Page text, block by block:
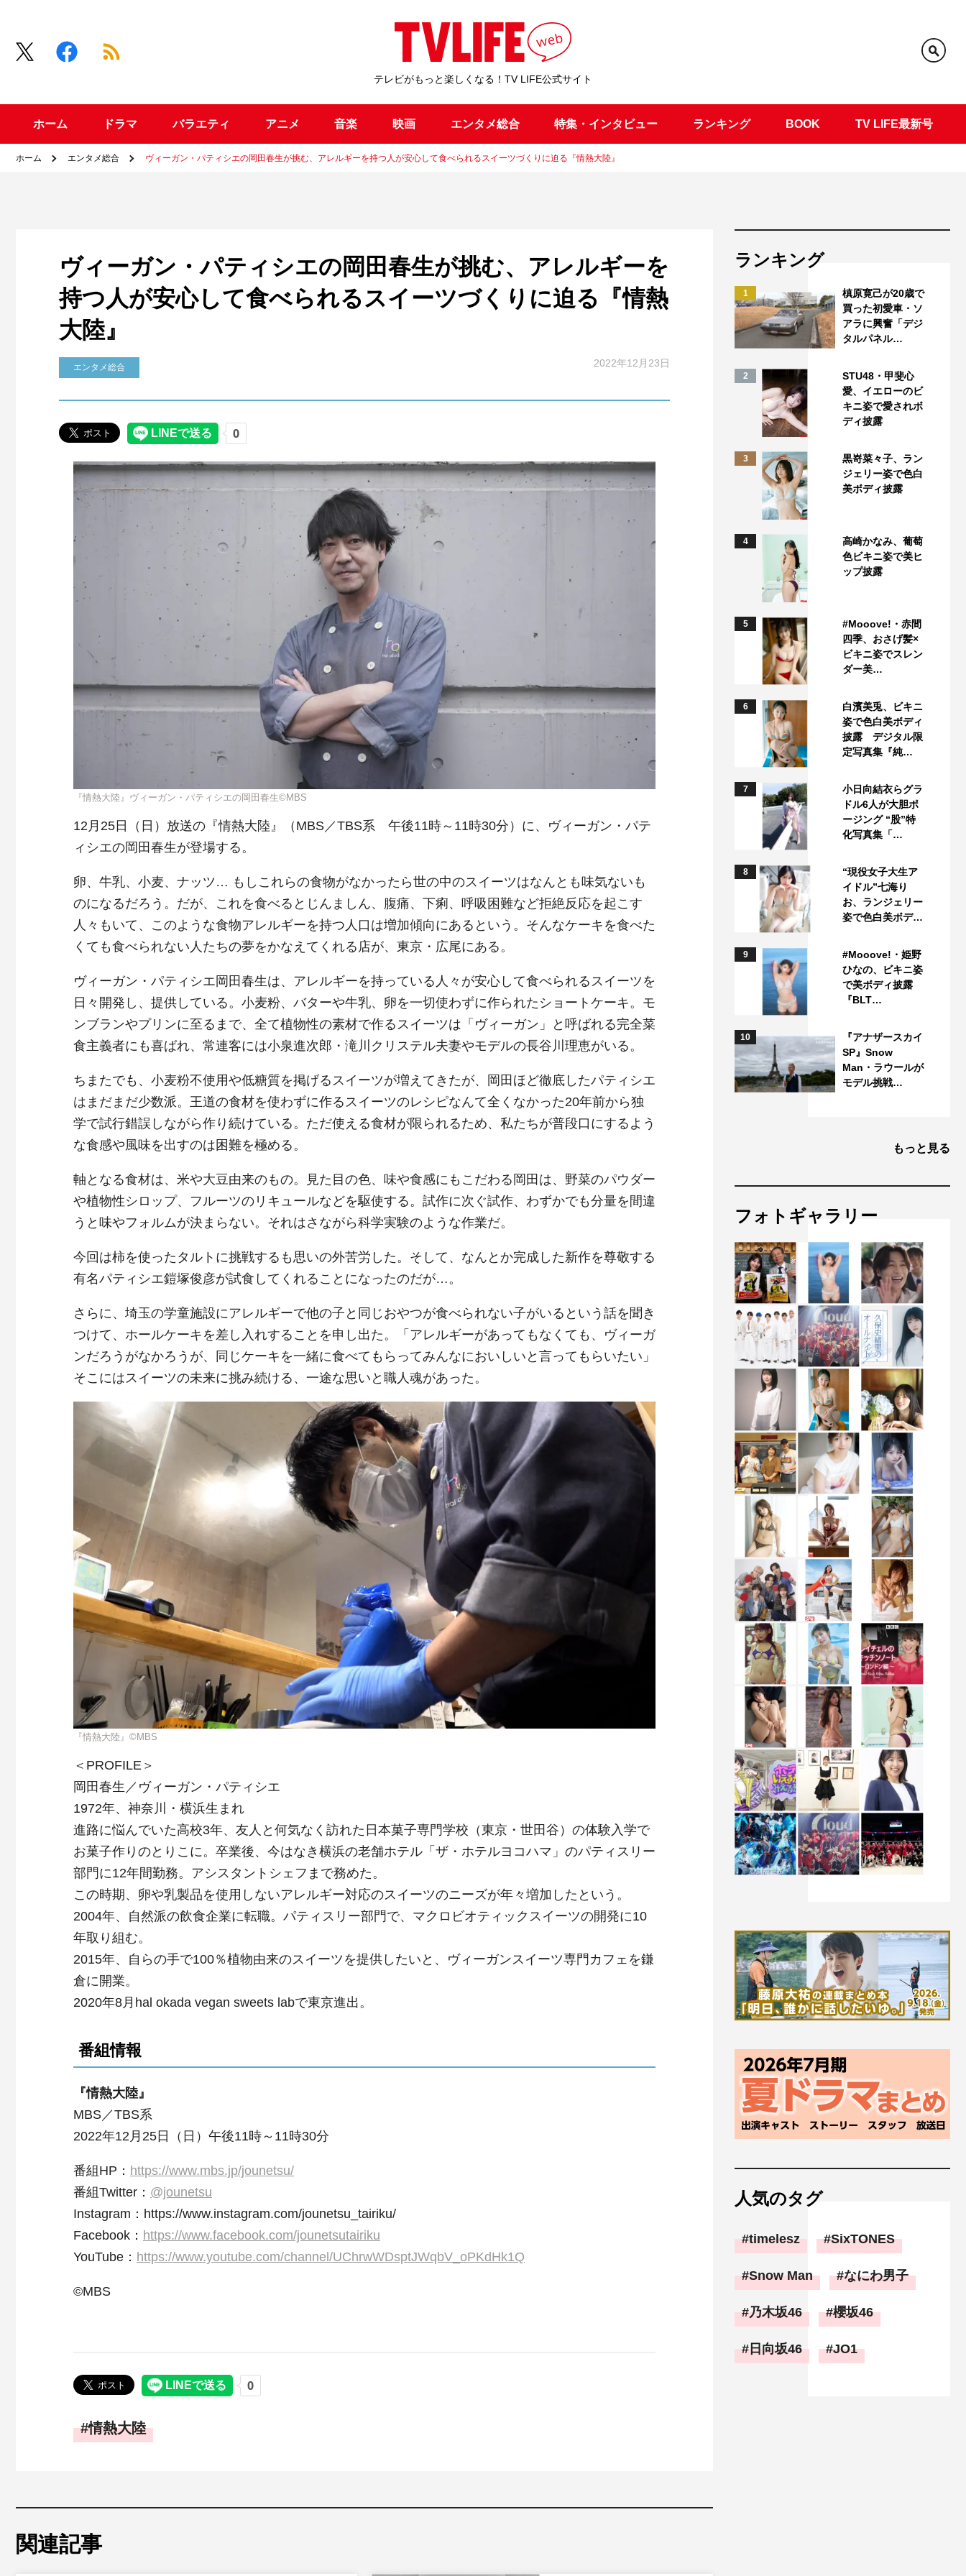
テレビがもっと楽しくなる！TV LIFE公式サイト
ホーム ドラマ バラエティ アニメ 音楽 映画 エンタメ総合 特集・インタビュー ランキング BOOK TV LIFE最新号
ホーム エンタメ総合 ヴィーガン・パティシエの岡田春生が挑む、アレルギーを持つ人が安心して食べられるスイーツづくりに迫る『情熱大陸』
ヴィーガン・パティシエの岡田春生が挑む、アレルギーを
持つ人が安心して食べられるスイーツづくりに迫る『情熱
大陸』
エンタメ総合 2022年12月23日
『情熱大陸』ヴィーガン・パティシエの岡田春生©MBS
12月25日（日）放送の『情熱大陸』（MBS／TBS系 午後11時～11時30分）に、ヴィーガン・パテ
ィシエの岡田春生が登場する。
卵、牛乳、小麦、ナッツ… もしこれらの食物がなかったら世の中のスイーツはなんとも味気ないも
のになるだろう。だが、これを食べるとじんましん、腹痛、下痢、呼吸困難など拒絶反応を起こす
人々もいて、このような食物アレルギーを持つ人口は増加傾向にあるという。そんなケーキを食べた
くても食べられない人たちの夢をかなえてくれる店が、東京・広尾にある。
ヴィーガン・パティシエ岡田春生は、アレルギーを持っている人々が安心して食べられるスイーツを
日々開発し、提供している。小麦粉、バターや牛乳、卵を一切使わずに作られたショートケーキ。モ
ンブランやプリンに至るまで、全て植物性の素材で作るスイーツは「ヴィーガン」と呼ばれる完全菜
食主義者にも喜ばれ、常連客には小泉進次郎・滝川クリステル夫妻やモデルの長谷川理恵がいる。
ちまたでも、小麦粉不使用や低糖質を掲げるスイーツが増えてきたが、岡田ほど徹底したパティシエ
はまだまだ少数派。王道の食材を使わずに作るスイーツのレシピなんて全くなかった20年前から独
学で試行錯誤しながら作り続けている。ただ使える食材が限られるため、私たちが普段口にするよう
な食感や風味を出すのは困難を極める。
軸となる食材は、米や大豆由来のもの。見た目の色、味や食感にもこだわる岡田は、野菜のパウダー
や植物性シロップ、フルーツのリキュールなどを駆使する。試作に次ぐ試作、わずかでも分量を間違
うと味やフォルムが決まらない。それはさながら科学実験のような作業だ。
今回は柿を使ったタルトに挑戦するも思いの外苦労した。そして、なんとか完成した新作を尊敬する
有名パティシエ鎧塚俊彦が試食してくれることになったのだが…。
さらに、埼玉の学童施設にアレルギーで他の子と同じおやつが食べられない子がいるという話を聞き
つけて、ホールケーキを差し入れすることを申し出た。「アレルギーがあってもなくても、ヴィーガ
ンだろうがなかろうが、同じケーキを一緒に食べてもらってみんなにおいしいと言ってもらいたい」
そこにはスイーツの未来に挑み続ける、一途な思いと職人魂があった。
『情熱大陸』©MBS
＜PROFILE＞
岡田春生／ヴィーガン・パティシエ
1972年、神奈川・横浜生まれ
進路に悩んでいた高校3年、友人と何気なく訪れた日本菓子専門学校（東京・世田谷）の体験入学で
お菓子作りのとりこに。卒業後、今はなき横浜の老舗ホテル「ザ・ホテルヨコハマ」のパティスリー
部門に12年間勤務。アシスタントシェフまで務めた。
この時期、卵や乳製品を使用しないアレルギー対応のスイーツのニーズが年々増加したという。
2004年、自然派の飲食企業に転職。パティスリー部門で、マクロビオティックスイーツの開発に10
年取り組む。
2015年、自らの手で100％植物由来のスイーツを提供したいと、ヴィーガンスイーツ専門カフェを鎌
倉に開業。
2020年8月hal okada vegan sweets labで東京進出。
番組情報
『情熱大陸』
MBS／TBS系
2022年12月25日（日）午後11時～11時30分
番組HP： https://www.mbs.jp/jounetsu/
番組Twitter： @jounetsu
Instagram： https://www.instagram.com/jounetsu_tairiku/
Facebook： https://www.facebook.com/jounetsutairiku
YouTube： https://www.youtube.com/channel/UChrwWDsptJWqbV_oPKdHk1Q
©MBS
情熱大陸
関連記事
ランキング
1
槙原寛己が20歳で
買った初愛車・ソ
アラに興奮「デジ
タルパネル…
2
STU48・甲斐心
愛、イエローのビ
キニ姿で愛されボ
ディ披露
3
黒嵜菜々子、ラン
ジェリー姿で色白
美ボディ披露
4
高崎かなみ、葡萄
色ビキニ姿で美ヒ
ップ披露
5
#Mooove!・赤間
四季、おさげ髪×
ビキニ姿でスレン
ダー美…
6
白濱美兎、ビキニ
姿で色白美ボディ
披露 デジタル限
定写真集『純…
7
小日向結衣らグラ
ドル6人が大胆ポ
ージング “股”特
化写真集「…
8
“現役女子大生ア
イドル”七海り
お、ランジェリー
姿で色白美ボデ…
9
#Mooove!・姫野
ひなの、ビキニ姿
で美ボディ披露
『BLT…
10
『アナザースカイ
SP』Snow
Man・ラウールが
モデル挑戦…
もっと見る
フォトギャラリー
人気のタグ
timelesz SixTONES
Snow Man なにわ男子
乃木坂46 櫻坂46
日向坂46 JO1